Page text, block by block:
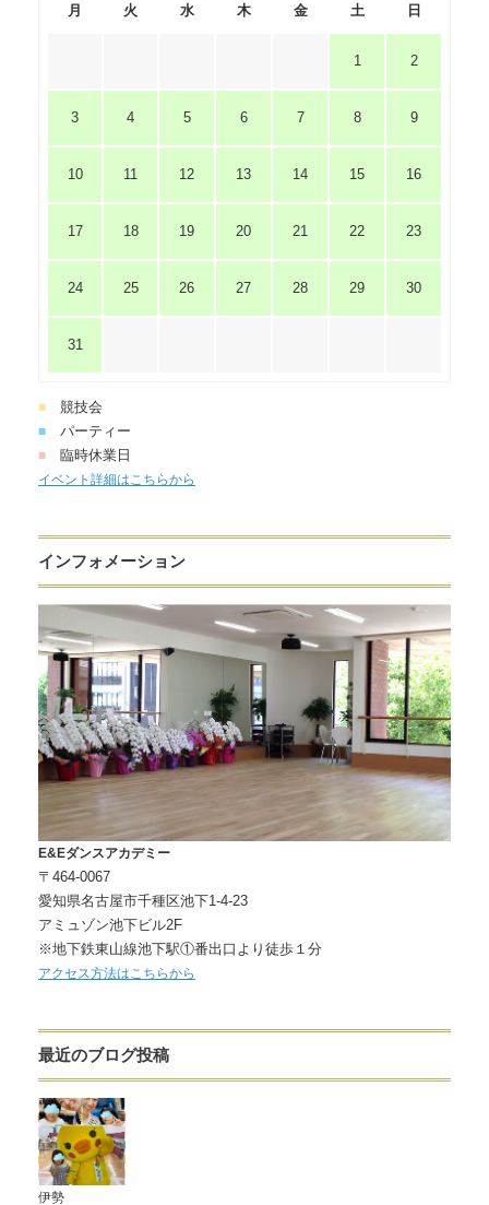
月 火 水 木 金 土 日
1 2
3 4 5 6 7 8 9
10 11 12 13 14 15 16
17 18 19 20 21 22 23
24 25 26 27 28 29 30
31
■ 競技会
■ パーティー
■ 臨時休業日
イベント詳細はこちらから
インフォメーション
E&Eダンスアカデミー
〒464-0067
愛知県名古屋市千種区池下1-4-23
アミュゾン池下ビル2F
※地下鉄東山線池下駅①番出口より徒歩１分
アクセス方法はこちらから
最近のブログ投稿
伊勢